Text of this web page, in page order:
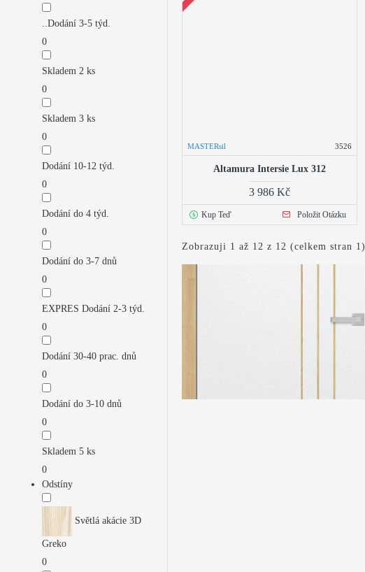
..Dodání 3-5 týd.
0
Skladem 2 ks
0
Skladem 3 ks
0
Dodání 10-12 týd.
0
Dodání do 4 týd.
0
Dodání do 3-7 dnů
0
EXPRES Dodání 2-3 týd.
0
Dodání 30-40 prac. dnů
0
Dodání do 3-10 dnů
0
Skladem 5 ks
0
Odstíny
Světlá akácie 3D
Greko
0
MASTERsil 3526
Altamura Intersie Lux 312
3 986 Kč
Kup Teď Položit Otázku
Zobrazuji 1 až 12 z 12 (celkem stran 1)